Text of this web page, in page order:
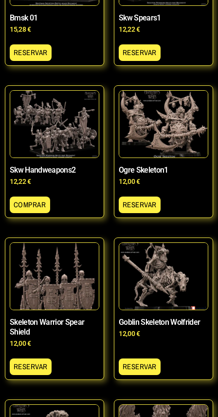
Bmsk 01
15,28€
RESERVAR
Skw Spears1
12,22€
RESERVAR
Skw Handweapons2
12,22€
COMPRAR
Ogre Skeleton1
12,00€
RESERVAR
Skeleton Warrior Spear
Shield
12,00€
RESERVAR
Goblin Skeleton Wolfrider
12,00€
RESERVAR